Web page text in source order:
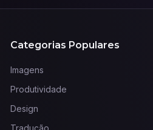
Categorias Populares
Imagens
Produtividade
Design